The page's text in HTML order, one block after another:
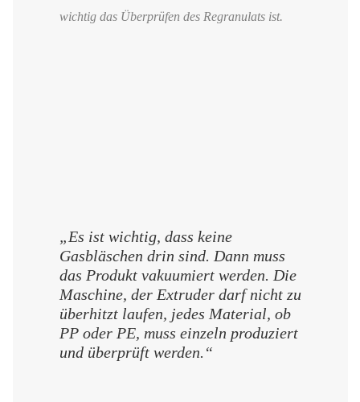
wichtig das Überprüfen des Regranulats ist.
„Es ist wichtig, dass keine
Gasbläschen drin sind. Dann muss
das Produkt vakuumiert werden. Die
Maschine, der Extruder darf nicht zu
überhitzt laufen, jedes Material, ob
PP oder PE, muss einzeln produziert
und überprüft werden.“